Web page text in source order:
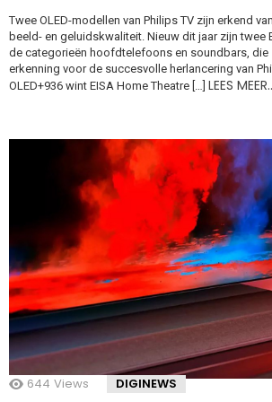
Twee OLED-modellen van Philips TV zijn erkend
beeld- en geluidskwaliteit. Nieuw dit jaar zijn twee
de categorieën hoofdtelefoons en soundbars, die
erkenning voor de succesvolle herlancering van
OLED+936 wint EISA Home Theatre […] LEES
644 Views DIGINEWS